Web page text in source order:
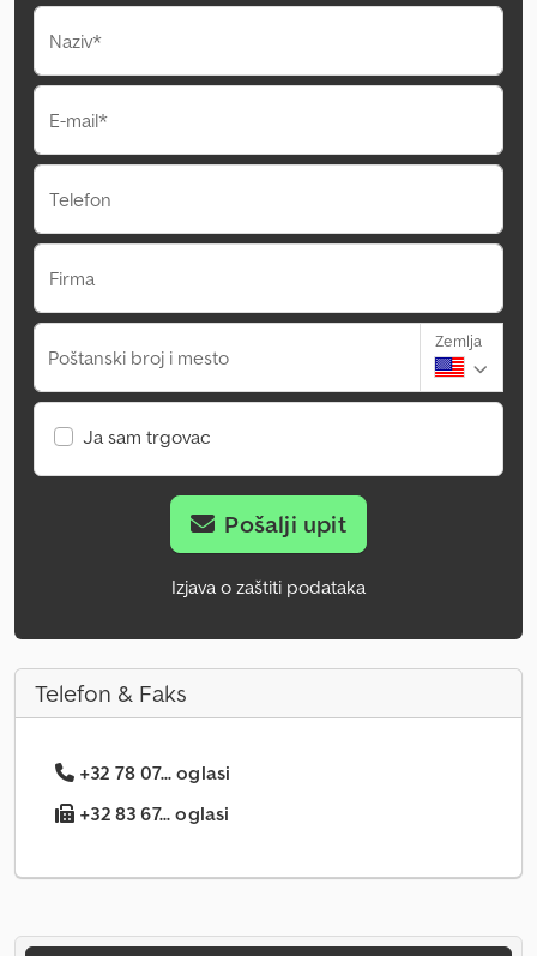
Naziv*
E-mail*
Telefon
Firma
Poštanski broj i mesto
Zemlja
Ja sam trgovac
Pošalji upit
Izjava o zaštiti podataka
Telefon & Faks
+32 78 07... oglasi
+32 83 67... oglasi